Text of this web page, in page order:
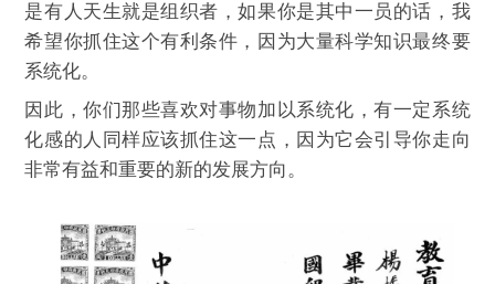
是有人天生就是组织者，如果你是其中一员的话，我
希望你抓住这个有利条件，因为大量科学知识最终要
系统化。
因此，你们那些喜欢对事物加以系统化，有一定系统
化感的人同样应该抓住这一点，因为它会引导你走向
非常有益和重要的新的发展方向。